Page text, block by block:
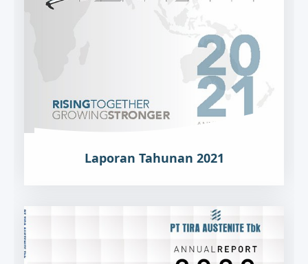
Laporan Tahunan 2021